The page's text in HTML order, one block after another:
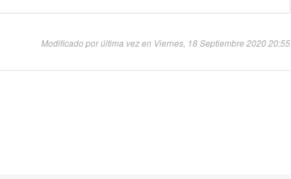
Modificado por última vez en Viernes, 18 Septiembre 2020 20:55